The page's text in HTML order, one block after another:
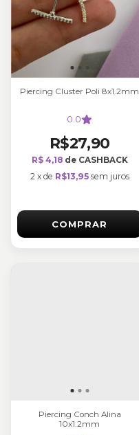
Piercing Cluster Poli 8x1.2mm
0.0
R$27,90
R$ 4,18de CASHBACK
2 x de R$13,95 sem juros
COMPRAR
Piercing Conch Alina
10x1.2mm